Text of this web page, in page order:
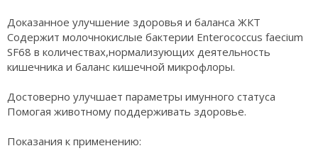
Доказанное улучшение здоровья и баланса ЖКТ
Содержит молочнокислые бактерии Enterococcus faecium
SF68 в количествах,нормализующих деятельность
кишечника и баланс кишечной микрофлоры.
Достоверно улучшает параметры имунного статуса
Помогая животному поддерживать здоровье.
Показания к применению: